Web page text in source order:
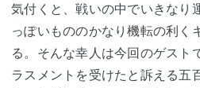
気付くと、戦いの中でいきなり
っぽいもののかなり機転の利く
る。そんな幸人は今回のゲスト
ラスメントを受けたと訴える五